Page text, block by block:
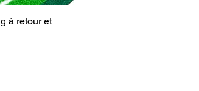
rapide
à retour et